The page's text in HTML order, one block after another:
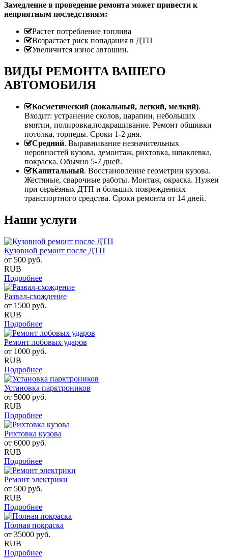
Замедление в проведение ремонта может привести к
неприятным последствиям:
Растет потребление топлива
Возрастает риск попадания в ДТП
Увеличится износ автошин.
ВИДЫ РЕМОНТА ВАШЕГО
АВТОМОБИЛЯ
Косметический (локальный, легкий, мелкий).
Входит: устранение сколов, царапин, небольших
вмятин, полировка,подкрашивание. Ремонт обшивки
потолка, торпеды. Сроки 1-2 дня.
Средний. Выравнивание незначительных
неровностей кузова, демонтаж, рихтовка, шпаклевка,
покраска. Обычно 5-7 дней.
Капитальный. Восстановление геометрии кузова.
Жестяные, сварочные работы. Монтаж, окраска. Нужен
при серьёзных ДТП и больших повреждениях
транспортного средства. Сроки ремонта от 14 дней.
Наши услуги
Кузовной ремонт после ДТП
от 500 руб.
RUB
Подробнее
Развал-схождение
от 1500 руб.
RUB
Подробнее
Ремонт лобовых ударов
от 1000 руб.
RUB
Подробнее
Установка парктроников
от 5000 руб.
RUB
Подробнее
Рихтовка кузова
от 6000 руб.
RUB
Подробнее
Ремонт электрики
от 500 руб.
RUB
Подробнее
Полная покраска
от 35000 руб.
RUB
Подробнее